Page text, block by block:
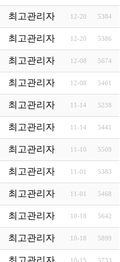
최고관리자 12-20 5384
최고관리자 12-20 5386
최고관리자 12-08 5674
최고관리자 12-08 5461
최고관리자 11-14 5238
최고관리자 11-14 5441
최고관리자 11-10 5509
최고관리자 11-01 5383
최고관리자 11-01 5468
최고관리자 10-18 5642
최고관리자 10-18 5899
10-15 5733